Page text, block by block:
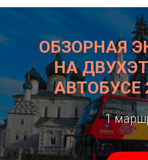
ОБЗОРНАЯ
НА
АВТОБУСЕ
1